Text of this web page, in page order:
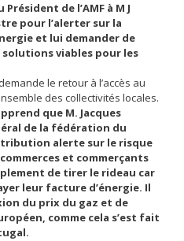
de l’AMF à M J
pour l’alerter sur la
et lui demander de
viables pour les
le retour à l’accès au
des collectivités locales.
que M. Jacques
de la fédération du
alerte sur le risque
et commerçants
de tirer le rideau car
leur facture d’énergie. Il
du prix du gaz et de
comme cela s’est fait